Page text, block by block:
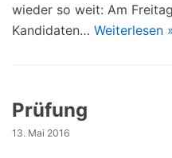
wieder so weit: Am
Kandidaten… Weiterlesen
Prüfung
13. Mai 2016